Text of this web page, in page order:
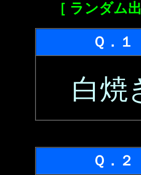
［ ランダム出
Ｑ．１
白焼
Ｑ．２